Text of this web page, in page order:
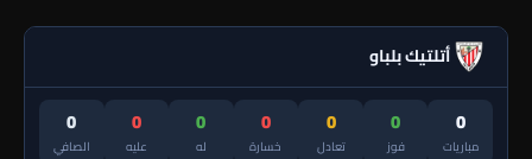
أتلتيك بلباو
0
مباريات
0
فوز
0
تعادل
0
خسارة
0
له
0
عليه
0
الصافي